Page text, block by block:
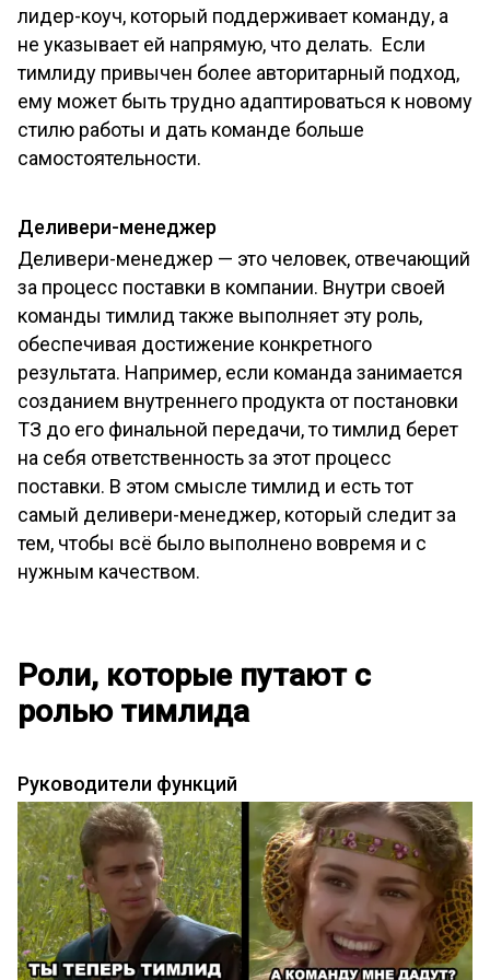
лидер-коуч, который поддерживает команду, а
не указывает ей напрямую, что делать. Если
тимлиду привычен более авторитарный подход,
ему может быть трудно адаптироваться к новому
стилю работы и дать команде больше
самостоятельности.
Деливери-менеджер
Деливери-менеджер — это человек, отвечающий
за процесс поставки в компании. Внутри своей
команды тимлид также выполняет эту роль,
обеспечивая достижение конкретного
результата. Например, если команда занимается
созданием внутреннего продукта от постановки
ТЗ до его финальной передачи, то тимлид берет
на себя ответственность за этот процесс
поставки. В этом смысле тимлид и есть тот
самый деливери-менеджер, который следит за
тем, чтобы всё было выполнено вовремя и с
нужным качеством.
Роли, которые путают с
ролью тимлида
Руководители функций